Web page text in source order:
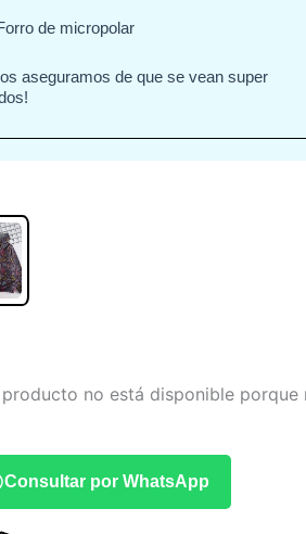
de micropolar
aseguramos de que se vean super
producto no está disponible porque
Consultar por WhatsApp